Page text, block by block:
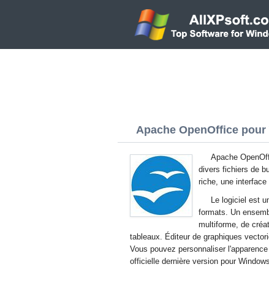
Apache OpenOffice
Apache
divers fichiers de
riche, une interface
Le logiciel est
formats. Un
multiforme, de
tableaux. Éditeur de graphiques
Vous pouvez personnaliser
officielle dernière version pour